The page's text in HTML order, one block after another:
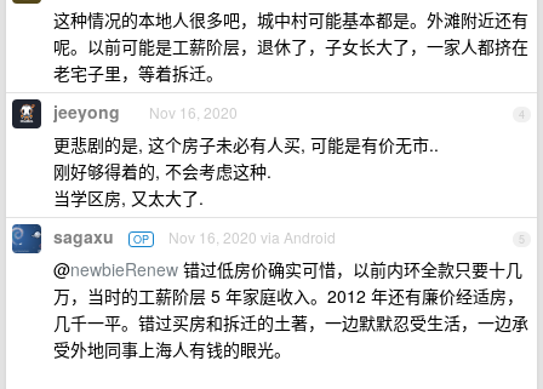
这种情况的本地人很多吧，城中村可能基本都是。外滩附近还有
呢。以前可能是工薪阶层，退休了，子女长大了，一家人都挤在
老宅子里，等着拆迁。
4
jeeyong Nov 16, 2020
更悲剧的是, 这个房子未必有人买, 可能是有价无市..
刚好够得着的, 不会考虑这种.
当学区房, 又太大了.
5
sagaxu OP Nov 16, 2020 via Android
@newbieRenew 错过低房价确实可惜，以前内环全款只要十几
万，当时的工薪阶层 5 年家庭收入。2012 年还有廉价经适房，
几千一平。错过买房和拆迁的土著，一边默默忍受生活，一边承
受外地同事上海人有钱的眼光。